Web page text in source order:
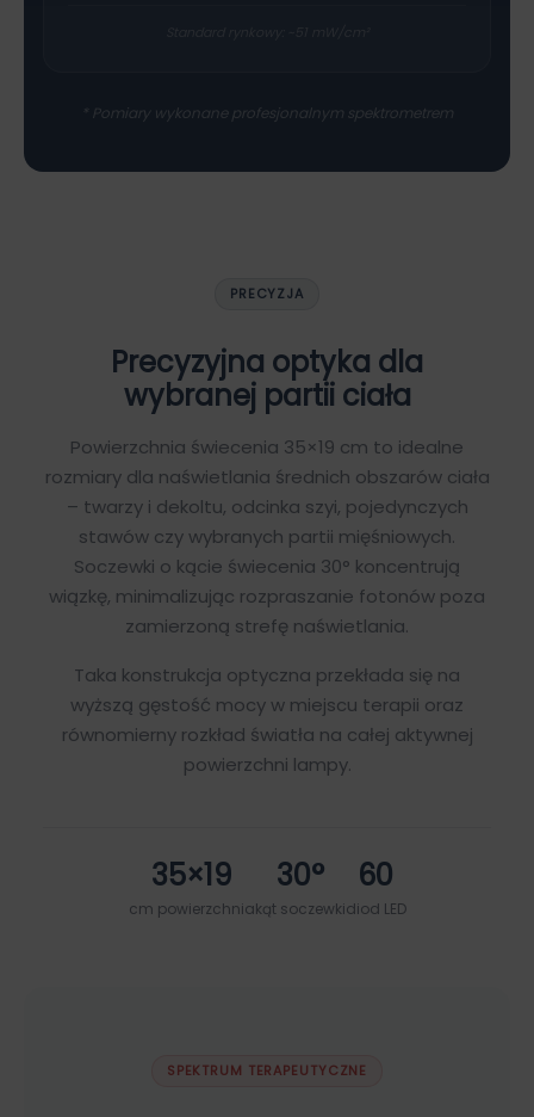
* Pomiary wykonane profesjonalnym spektrometrem
PRECYZJA
Precyzyjna optyka dla
wybranej partii ciała
Powierzchnia świecenia 35×19 cm to idealne
rozmiary dla naświetlania średnich obszarów ciała
– twarzy i dekoltu, odcinka szyi, pojedynczych
stawów czy wybranych partii mięśniowych.
Soczewki o kącie świecenia 30° koncentrują
wiązkę, minimalizując rozpraszanie fotonów poza
zamierzoną strefę naświetlania.
Taka konstrukcja optyczna przekłada się na
wyższą gęstość mocy w miejscu terapii oraz
równomierny rozkład światła na całej aktywnej
powierzchni lampy.
35×19
cm powierzchnia
30°
kąt soczewki
60
diod LED
SPEKTRUM TERAPEUTYCZNE